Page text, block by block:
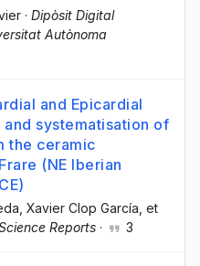
· Dipòsit Digital
Autònoma
and Epicardial
systematisation of
the ceramic
(NE Iberian
, Xavier Clop García , et
Reports · 3